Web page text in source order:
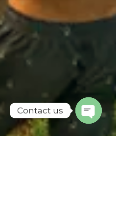
Contact us
chaty